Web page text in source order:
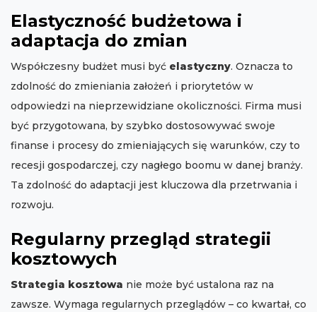
Elastyczność budżetowa i
adaptacja do zmian
Współczesny budżet musi być elastyczny. Oznacza to
zdolność do zmieniania założeń i priorytetów w
odpowiedzi na nieprzewidziane okoliczności. Firma musi
być przygotowana, by szybko dostosowywać swoje
finanse i procesy do zmieniających się warunków, czy to
recesji gospodarczej, czy nagłego boomu w danej branży.
Ta zdolność do adaptacji jest kluczowa dla przetrwania i
rozwoju.
Regularny przegląd strategii
kosztowych
Strategia kosztowa nie może być ustalona raz na
zawsze. Wymaga regularnych przeglądów – co kwartał, co